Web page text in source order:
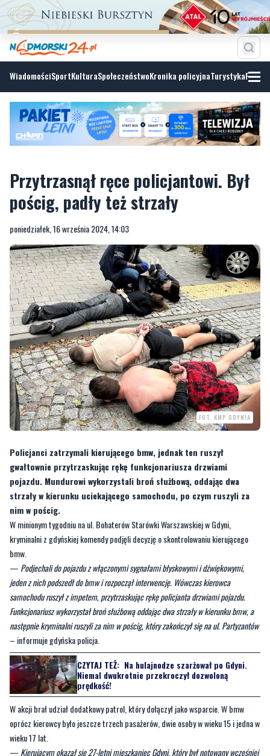
WiadomościSportKulturaSpołeczeństwoKronika policyjnaTurystyka
Przytrzasnął ręce policjantowi. Był
poniedziałek, 16 września 2024, 14:03
FOT. KMP GDYNIA
Policjanci zatrzymali kierującego bmw, jednak ten ruszył
gwałtownie przytrzaskując rękę funkcjonariusza drzwiami
strzały w kierunku uciekającego samochodu, po czym ruszyli za
nim w pościg.
W minionym tygodniu na ul. Bohaterów Starówki Warszawskiej w Gdyni,
kryminalni z gdyńskiej komendy podjęli decyzję o skontrolowaniu kierującego
bmw.
—Podjechali do pojazdu z włączonymi sygnałami błyskowymi i dźwiękowymi,
jeden z nich podszedł do bmw i rozpoczął interwencję. Wówczas kierowca
samochodu ruszył z impetem, przytrzaskując rękę policjanta drzwiami pojazdu.
Funkcjonariusz wykorzystał broń służbową oddając dwa strzały w kierunku bmw, a
następnie kryminalni ruszyli za nim w pościg, który zakończył się na ul. Partyzantów
– informuje gdyńska policja.
CZYTAJ TEŻ:
Na hulajnodze szarżował po Gdyni.
Niemal dwukrotnie przekroczył dozwoloną
prędkość!
W akcji brał udział dodatkowy patrol, który dołączył jako wsparcie. W bmw
oprócz kierowcy było jeszcze trzech pasażerów, dwie osoby w wieku 15 i jedna w
wieku 17 lat.
—Kierującym okazał się 27-letni mieszkaniec Gdyni, który był notowany wcześniej
za przestępstwa narkotykowe. Policjanci przeprowadzili niezbędne czynności, w
trakcie których pojechali do mieszkania 27-latka i znaleźli tam ponad kilogram
marihuany oraz 29 tabletek MDMA– podaje policja.